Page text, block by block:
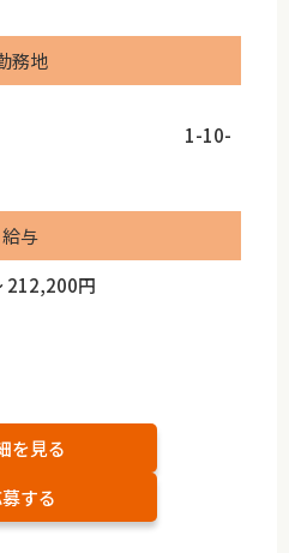
務地
西津田 1-10-
給与
212,200円
を見る
する